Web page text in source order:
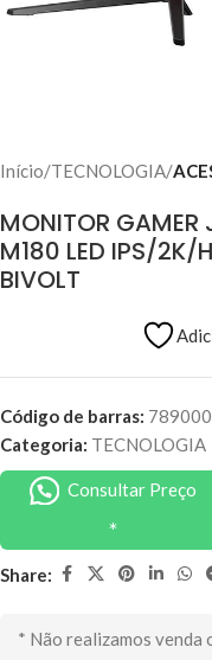
Início TECNOLOGIA
MONITOR
M180 LED IPS/
BIVOLT
Código de barras:
Categoria: TECNOLOGIA
Consultar Preço
Share:
* Não realizamos venda